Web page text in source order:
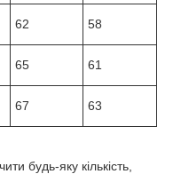
62 58
65 61
67 63
будь-яку кількість,